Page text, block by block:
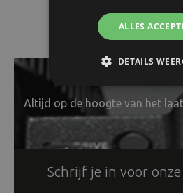
Altijd op de hoogte van het
Schrijf je in voor
ALLES
DETAILS